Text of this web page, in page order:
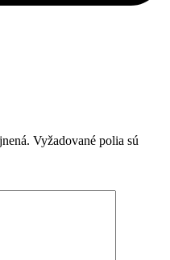
Vyžadované polia sú